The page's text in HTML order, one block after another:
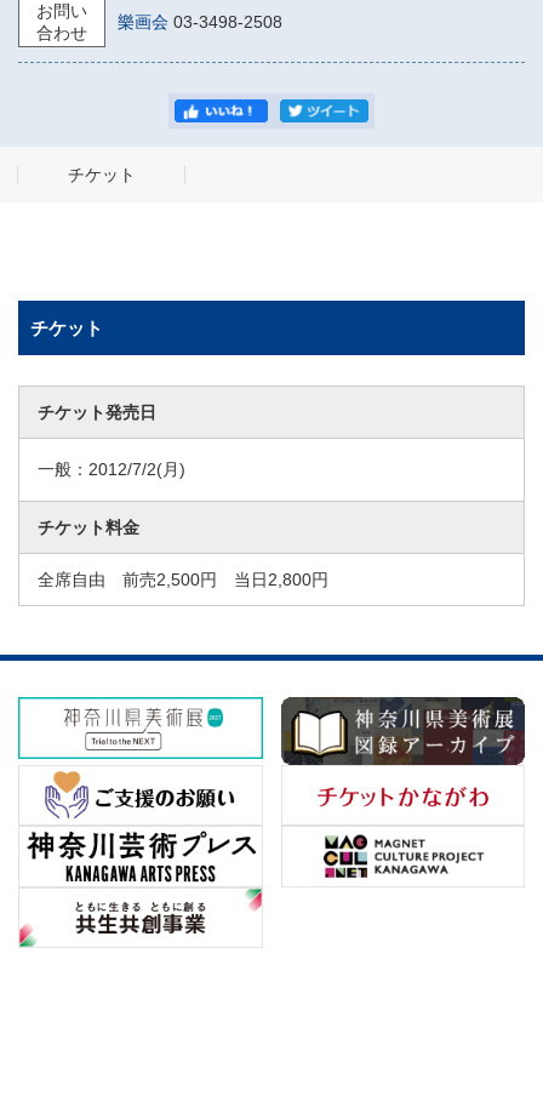
お問い
合わせ
樂画会 03-3498-2508
チケット
チケット
チケット発売日
一般： 2012/7/2(月)
チケット料金
全席自由 前売2,500円 当日2,800円